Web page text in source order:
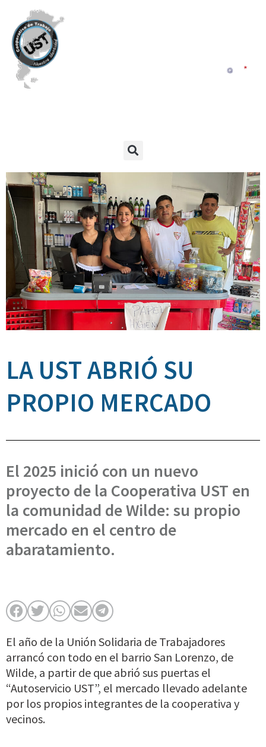
LA UST ABRIÓ SU
PROPIO MERCADO
El 2025 inició con un nuevo
proyecto de la Cooperativa UST en
la comunidad de Wilde: su propio
mercado en el centro de
abaratamiento.
El año de la Unión Solidaria de Trabajadores
arrancó con todo en el barrio San Lorenzo, de
Wilde, a partir de que abrió sus puertas el
“Autoservicio UST”, el mercado llevado adelante
por los propios integrantes de la cooperativa y
vecinos.